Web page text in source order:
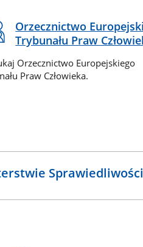
Orzecznictwo
Trybunału Praw
Orzecznictwo Europejskiego
Praw Człowieka.
Sprawiedliwości